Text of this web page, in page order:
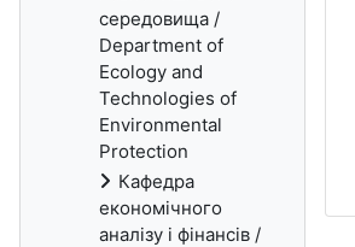
середовища /
Department of
Ecology and
Technologies of
Environmental
Protection
Кафедра
економічного
аналізу і фінансів /